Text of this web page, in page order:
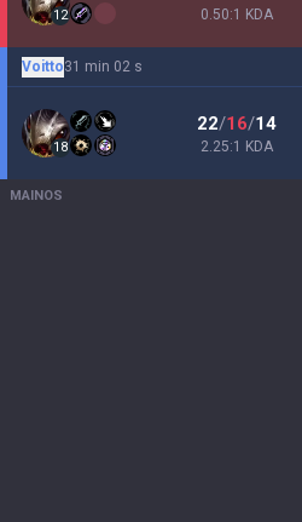
12 0.50:1 KDA
Voitto31 min 02 s
18
22/16/14
2.25:1 KDA
MAINOS